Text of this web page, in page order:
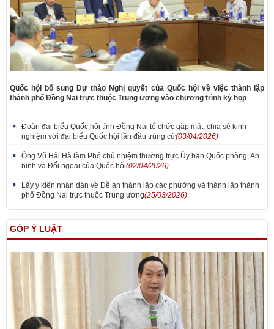
Quốc hội bổ sung Dự thảo Nghị quyết của Quốc hội về việc thành lập
thành phố Đồng Nai trực thuộc Trung ương vào chương trình kỳ họp
Đoàn đại biểu Quốc hội tỉnh Đồng Nai tổ chức gặp mặt, chia sẻ kinh
nghiệm với đại biểu Quốc hội lần đầu trúng cử(03/04/2026)
Ông Vũ Hải Hà làm Phó chủ nhiệm thường trực Ủy ban Quốc phòng, An
ninh và Đối ngoại của Quốc hội(02/04/2026)
Lấy ý kiến nhân dân về Đề án thành lập các phường và thành lập thành
phố Đồng Nai trực thuộc Trung ương(25/03/2026)
GÓP Ý LUẬT